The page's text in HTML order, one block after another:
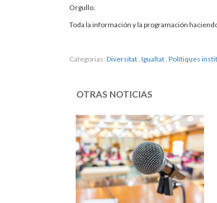
Orgullo.
Toda la información y la programación
Categorias: Diversitat Igualtat Polítiques
OTRAS NOTICIAS